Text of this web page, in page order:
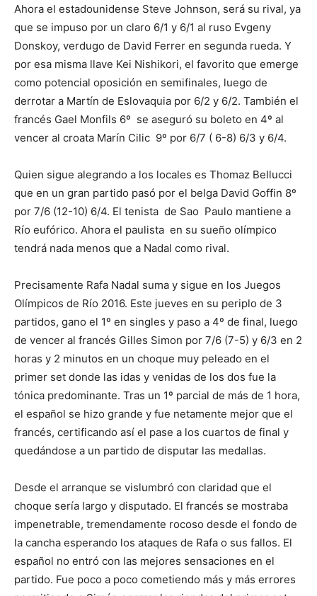
Ahora el estadounidense Steve Johnson, será su rival, ya
que se impuso por un claro 6/1 y 6/1 al ruso Evgeny
Donskoy, verdugo de David Ferrer en segunda rueda. Y
por esa misma llave Kei Nishikori, el favorito que emerge
como potencial oposición en semifinales, luego de
derrotar a Martín de Eslovaquia por 6/2 y 6/2. También el
francés Gael Monfils 6º se aseguró su boleto en 4º al
vencer al croata Marín Cilic 9º por 6/7 ( 6-8) 6/3 y 6/4.
Quien sigue alegrando a los locales es Thomaz Bellucci
que en un gran partido pasó por el belga David Goffin 8º
por 7/6 (12-10) 6/4. El tenista de Sao Paulo mantiene a
Río eufórico. Ahora el paulista en su sueño olímpico
tendrá nada menos que a Nadal como rival.
Precisamente Rafa Nadal suma y sigue en los Juegos
Olímpicos de Río 2016. Este jueves en su periplo de 3
partidos, gano el 1º en singles y paso a 4º de final, luego
de vencer al francés Gilles Simon por 7/6 (7-5) y 6/3 en 2
horas y 2 minutos en un choque muy peleado en el
primer set donde las idas y venidas de los dos fue la
tónica predominante. Tras un 1º parcial de más de 1 hora,
el español se hizo grande y fue netamente mejor que el
francés, certificando así el pase a los cuartos de final y
quedándose a un partido de disputar las medallas.
Desde el arranque se vislumbró con claridad que el
choque sería largo y disputado. El francés se mostraba
impenetrable, tremendamente rocoso desde el fondo de
la cancha esperando los ataques de Rafa o sus fallos. El
español no entró con las mejores sensaciones en el
partido. Fue poco a poco cometiendo más y más errores